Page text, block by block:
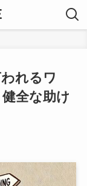
れるワ
全な助け